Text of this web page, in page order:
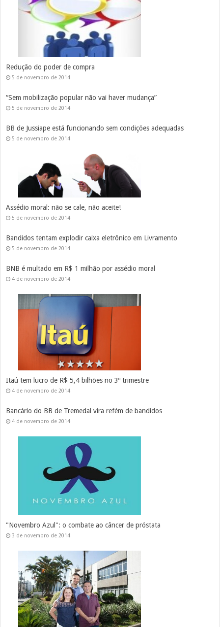
Redução do poder de compra
5 de novembro de 2014
“Sem mobilização popular não vai haver mudança”
5 de novembro de 2014
BB de Jussiape está funcionando sem condições adequadas
5 de novembro de 2014
Assédio moral: não se cale, não aceite!
5 de novembro de 2014
Bandidos tentam explodir caixa eletrônico em Livramento
5 de novembro de 2014
BNB é multado em R$ 1 milhão por assédio moral
4 de novembro de 2014
Itaú tem lucro de R$ 5,4 bilhões no 3º trimestre
4 de novembro de 2014
Bancário do BB de Tremedal vira refém de bandidos
4 de novembro de 2014
"Novembro Azul": o combate ao câncer de próstata
3 de novembro de 2014